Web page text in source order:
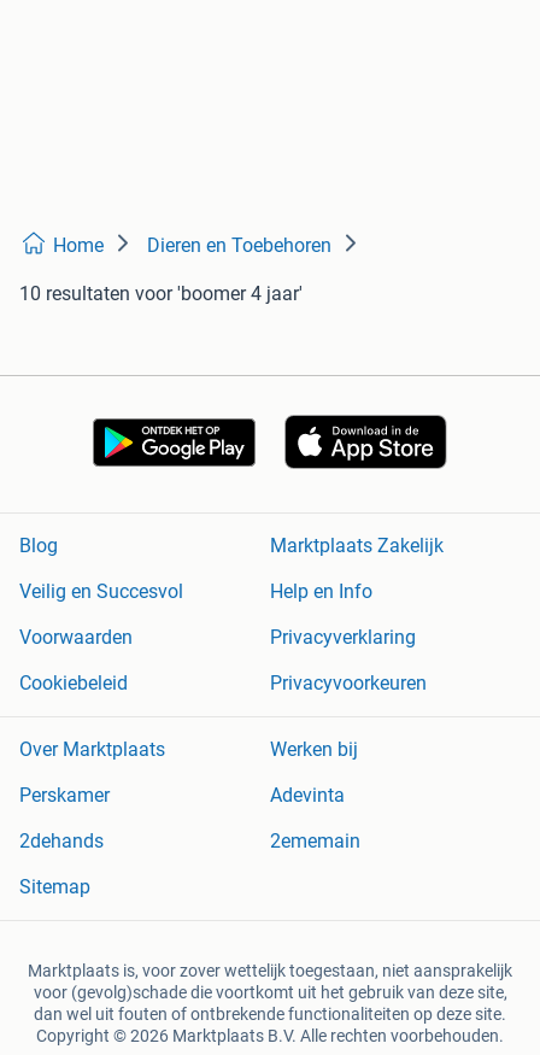
Home Dieren en Toebehoren
10 resultaten voor 'boomer 4 jaar'
Blog
Marktplaats Zakelijk
Veilig en Succesvol
Help en Info
Voorwaarden
Privacyverklaring
Cookiebeleid
Privacyvoorkeuren
Over Marktplaats
Werken bij
Perskamer
Adevinta
2dehands
2ememain
Sitemap
Marktplaats is, voor zover wettelijk toegestaan, niet aansprakelijk
voor (gevolg)schade die voortkomt uit het gebruik van deze site,
dan wel uit fouten of ontbrekende functionaliteiten op deze site.
Copyright © 2026 Marktplaats B.V. Alle rechten voorbehouden.